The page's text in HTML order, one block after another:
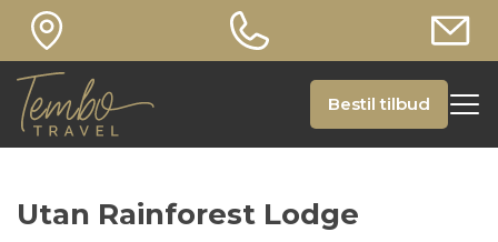
Bestil tilbud
Utan Rainforest Lodge